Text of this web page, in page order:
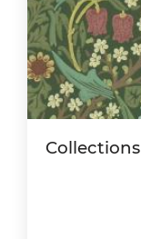
Collections